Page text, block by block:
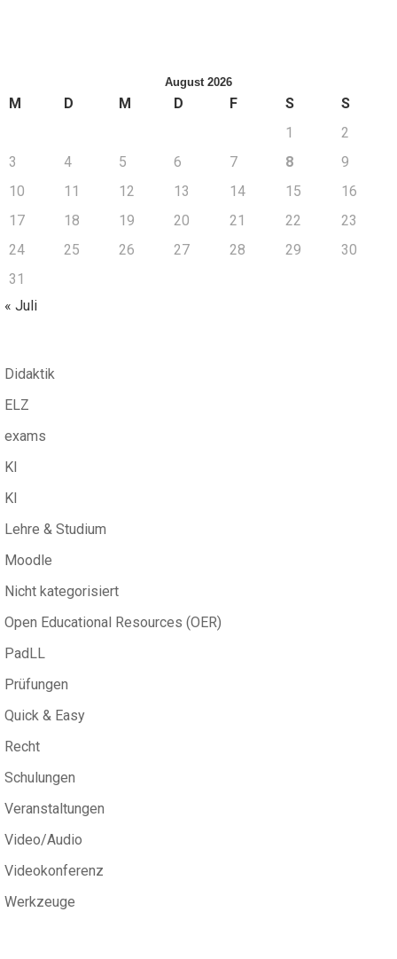
August 2026
M D M D F S
S
1
2
3
4 5 6 7 8
9
10
11 12 13 14 15
16
17
18 19 20 21 22
23
24
25 26 27 28 29
30
31
« Juli
Didaktik
ELZ
exams
KI
KI
Lehre & Studium
Moodle
Nicht kategorisiert
Open Educational Resources (OER)
PadLL
Prüfungen
Quick & Easy
Recht
Schulungen
Veranstaltungen
Video/Audio
Videokonferenz
Werkzeuge